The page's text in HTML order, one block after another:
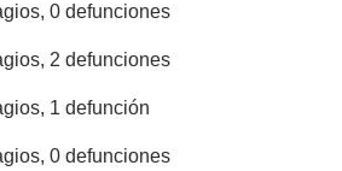
0 defunciones
2 defunciones
1 defunción
0 defunciones